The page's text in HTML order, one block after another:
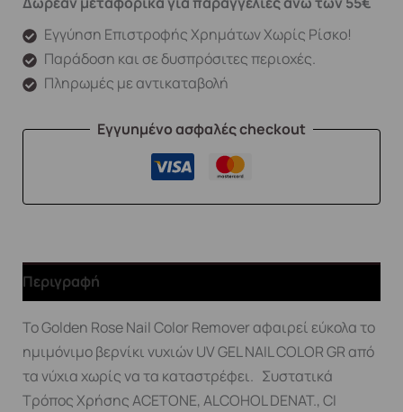
Εγγύηση Επιστροφής Χρημάτων Χωρίς Ρίσκο!
Παράδοση και σε δυσπρόσιτες περιοχές.
Πληρωμές με αντικαταβολή
Εγγυημένο ασφαλές checkout
Περιγραφή
Το Golden Rose Nail Color Remover αφαιρεί εύκολα το
ημιμόνιμο βερνίκι νυχιών UV GEL NAIL COLOR GR από
τα νύχια χωρίς να τα καταστρέφει. Συστατικά
Τρόπος Χρήσης ACETONE, ALCOHOL DENAT., CI